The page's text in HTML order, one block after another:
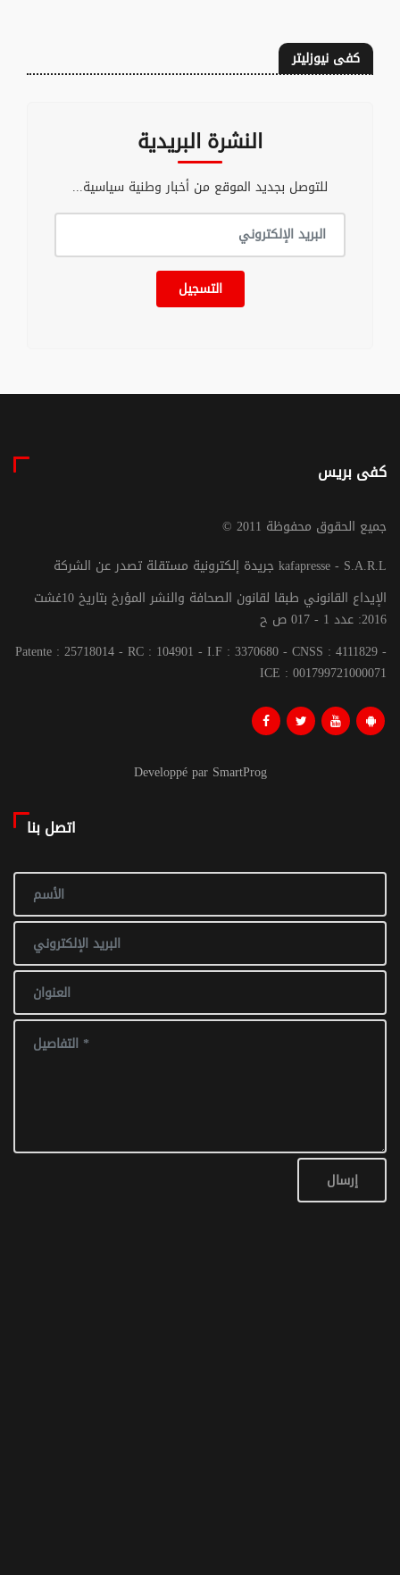
كفى نيوزليتر
النشرة البريدية
للتوصل بجديد الموقع من أخبار وطنية سياسية...
التسجيل
كفى بريس
© جميع الحقوق محفوظة 2011
جريدة إلكترونية مستقلة تصدر عن الشركة kafapresse - S.A.R.L
الإيداع القانوني طبقا لقانون الصحافة والنشر المؤرخ بتاريخ 10غشت
2016: عدد 1 - 017 ص ح
Patente : 25718014 - RC : 104901 - I.F : 3370680 - CNSS : 4111829 -
ICE : 001799721000071
Developpé par SmartProg
اتصل بنا